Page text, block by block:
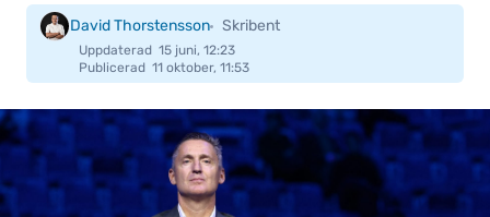
David Thorstensson Skribent
Uppdaterad 15 juni, 12:23
Publicerad 11 oktober, 11:53